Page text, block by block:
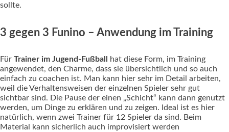
sollte.
3 gegen 3 Funino – Anwendung im Training
Für Trainer im Jugend-Fußball
hat diese Form, im Training
angewendet, den Charme, dass sie übersichtlich und so auch
einfach zu coachen ist. Man kann hier sehr im Detail arbeiten,
weil die Verhaltensweisen der einzelnen Spieler sehr gut
sichtbar sind. Die Pause der einen „Schicht“ kann dann genutzt
werden, um Dinge zu erklären und zu zeigen. Ideal ist es hier
natürlich, wenn zwei Trainer für 12 Spieler da sind. Beim
Material kann sicherlich auch improvisiert werden